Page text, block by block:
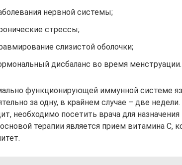
нервной системы;
стрессы;
слизистой оболочки;
дисбаланс во время менструации.
функционирующей иммунной системе
за одну, в крайнем случае – две
необходимо посетить врача для
терапии является прием витамина С,